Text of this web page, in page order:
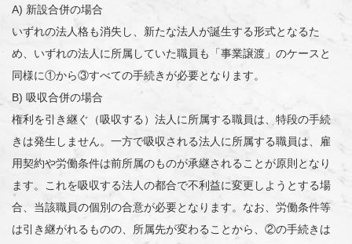
A) 新設合併の場合
いずれの法人格も消失し、新たな法人が誕生する形式となるた
め、いずれの法人に所属していた職員も「事業譲渡」のケースと
同様に①から③すべての手続きが必要となります。
B) 吸収合併の場合
権利を引き継ぐ（吸収する）法人に所属する職員は、特段の手続
きは発生しません。一方で吸収される法人に所属する職員は、雇
用契約や労働条件は前所属のものが承継されることが原則となり
ます。これを吸収する法人の都合で不利益に変更しようとする場
合、当該職員の個別の合意が必要となります。なお、労働条件等
は引き継がれるものの、所属先が変わることから、②の手続きは